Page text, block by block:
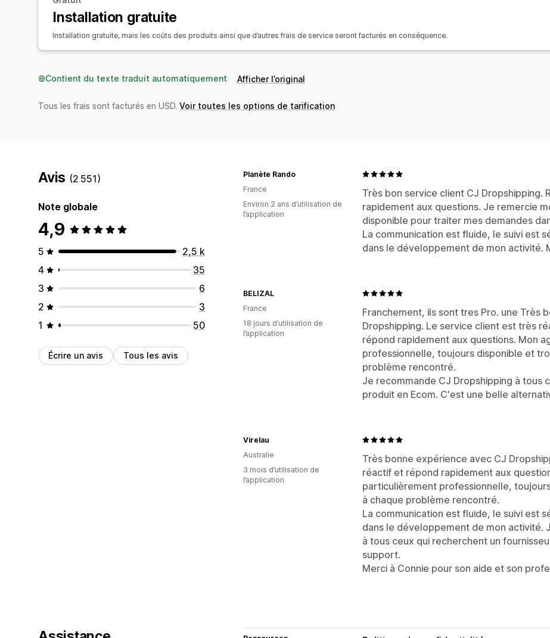
Expédition groupée
Traitement des commandes à
Installation gratuite
Installation gratuite, mais les coûts des produits ainsi que d’autres frais de service seront facturés en conséquence.
Contient du texte traduit automatiquement Afficher l’original
Tous les frais sont facturés en USD. Voir toutes les options de tarification
Avis (2 551)
Note globale
4,9
5
2,5 k
4
35
3
6
2
3
1
50
Écrire un avis Tous les avis
Très bon service client CJ Dropshipping.
rapidement aux questions. Je remercie
disponible pour traiter mes demandes
La communication est fluide, le suivi est
dans le développement de mon activité.
Planète Rando
France
Environ 2 ans d’utilisation de
l’application
Franchement, ils sont tres Pro. une Très
Dropshipping. Le service client est très
répond rapidement aux questions. Mon
professionnelle, toujours disponible et
problème rencontré.
Je recommande CJ Dropshipping à tous
produit en Ecom. C'est une belle
BELIZAL
France
18 jours d’utilisation de
l’application
Très bonne expérience avec CJ
réactif et répond rapidement aux
particulièrement professionnelle,
à chaque problème rencontré.
La communication est fluide, le suivi est
dans le développement de mon activité.
à tous ceux qui recherchent un
support.
Merci à Connie pour son aide et son
Virelau
Australie
3 mois d’utilisation de
l’application